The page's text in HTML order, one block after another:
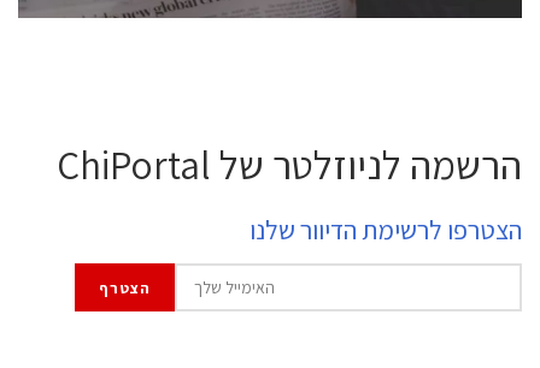
הרשמה לניוזלטר של ChiPortal
הצטרפו לרשימת הדיוור שלנו